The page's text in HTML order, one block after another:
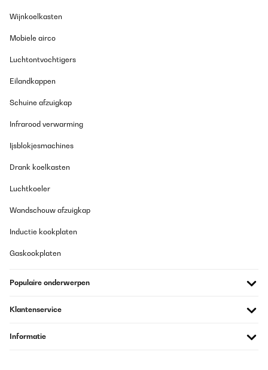
Wijnkoelkasten
Mobiele airco
Luchtontvochtigers
Eilandkappen
Schuine afzuigkap
Infrarood verwarming
Ijsblokjesmachines
Drank koelkasten
Luchtkoeler
Wandschouw afzuigkap
Inductie kookplaten
Gaskookplaten
Populaire onderwerpen
Klantenservice
Informatie